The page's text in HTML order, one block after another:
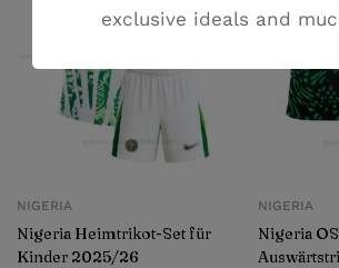
NIGERIA
Nigeria Heimtrikot-Set für
Kinder 2025/26
NIGERIA
Nigeria
exclusive ideals and